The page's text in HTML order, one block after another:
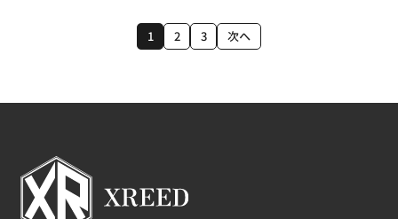
1 2 3 次へ